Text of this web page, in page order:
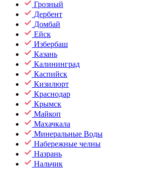
Грозный
Дербент
Домбай
Ейск
Избербаш
Казань
Калининград
Каспийск
Кизилюрт
Краснодар
Крымск
Майкоп
Махачкала
Минеральные Воды
Набережные челны
Назрань
Нальчик